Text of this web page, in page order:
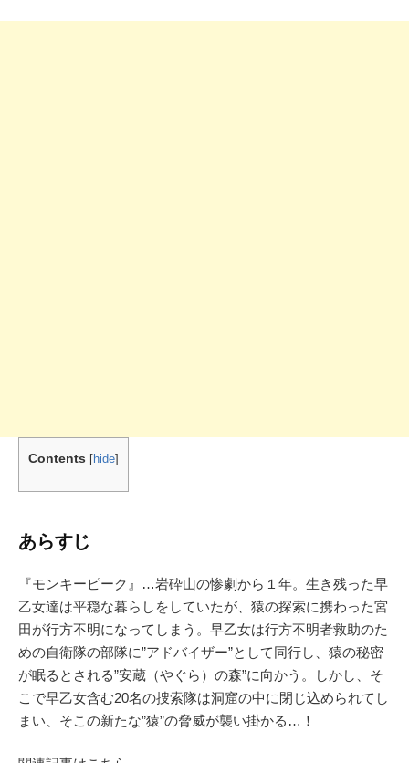
Contents [hide]
あらすじ
『モンキーピーク』…岩砕山の惨劇から１年。生き残った早
乙女達は平穏な暮らしをしていたが、猿の探索に携わった宮
田が行方不明になってしまう。早乙女は行方不明者救助のた
めの自衛隊の部隊に”アドバイザー”として同行し、猿の秘密
が眠るとされる”安蔵（やぐら）の森”に向かう。しかし、そ
こで早乙女含む20名の捜索隊は洞窟の中に閉じ込められてし
まい、そこの新たな”猿”の脅威が襲い掛かる…！